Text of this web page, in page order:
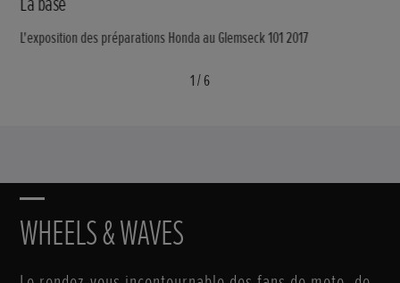
L'exposition des préparations Honda au Glemseck 101 2017
1/6
WHEELS & WAVES